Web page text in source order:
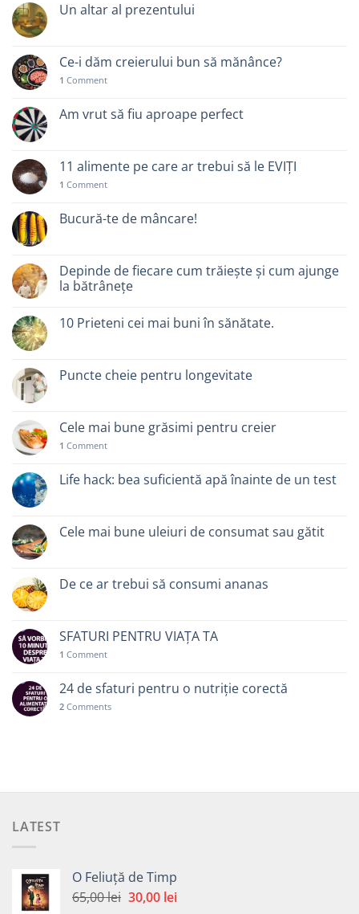
Un altar al prezentului
Ce-i dăm creierului bun să mănânce?
1 Comment
Am vrut să fiu aproape perfect
11 alimente pe care ar trebui să le EVIȚI
1 Comment
Bucură-te de mâncare!
Depinde de fiecare cum trăiește și cum ajunge
la bătrânețe
10 Prieteni cei mai buni în sănătate.
Puncte cheie pentru longevitate
Cele mai bune grăsimi pentru creier
1 Comment
Life hack: bea suficientă apă înainte de un test
Cele mai bune uleiuri de consumat sau gătit
De ce ar trebui să consumi ananas
SFATURI PENTRU VIAȚA TA
1 Comment
24 de sfaturi pentru o nutriție corectă
2 Comments
LATEST
O Feliuță de Timp
65,00lei Prețul
30,00 leiPrețul